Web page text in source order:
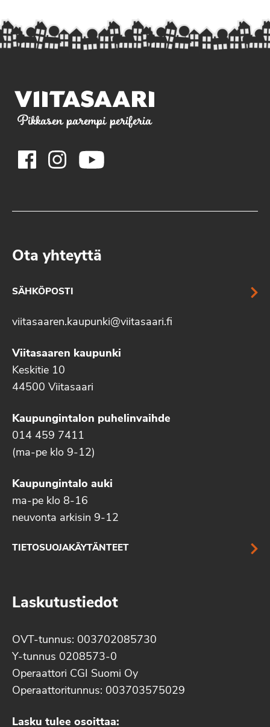
Pikkasen parempi periferia
Ota yhteyttä
SÄHKÖPOSTI
viitasaaren.kaupunki@viitasaari.fi
Viitasaaren kaupunki
Keskitie 10
44500 Viitasaari
Kaupungintalon puhelinvaihde
014 459 7411
(ma-pe klo 9-12)
Kaupungintalo auki
ma-pe klo 8-16
neuvonta arkisin 9-12
TIETOSUOJAKÄYTÄNTEET
Laskutustiedot
OVT-tunnus: 003702085730
Y-tunnus 0208573-0
Operaattori CGI Suomi Oy
Operaattoritunnus: 003703575029
Lasku tulee osoittaa: